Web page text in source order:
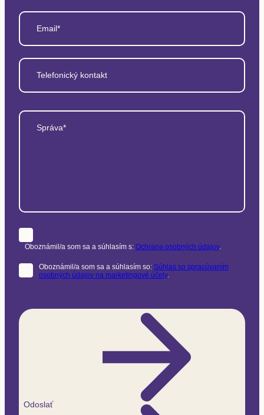
Email*
Telefonický kontakt
Správa*
Oboznámil/a som sa a súhlasím s: Ochrana osobných údajov.
Oboznámil/a som sa a súhlasím so: Súhlas so spracúvaním
osobných údajov na marketingové účely.
Odoslať